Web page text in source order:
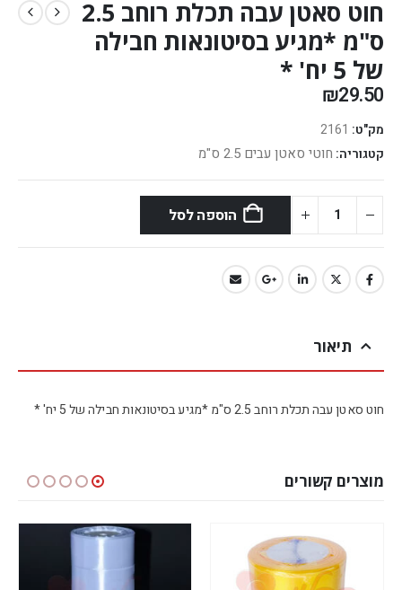
חוט סאטן עבה תכלת רוחב 2.5
ס"מ *מגיע בסיטונאות חבילה
של 5 יח' *
₪29.50
מק"ט: 2161
קטגוריה: חוטי סאטן עבים 2.5 ס"מ
הוספה לסל
תיאור
חוט סאטן עבה תכלת רוחב 2.5 ס"מ *מגיע בסיטונאות חבילה של 5 יח' *
מוצרים קשורים